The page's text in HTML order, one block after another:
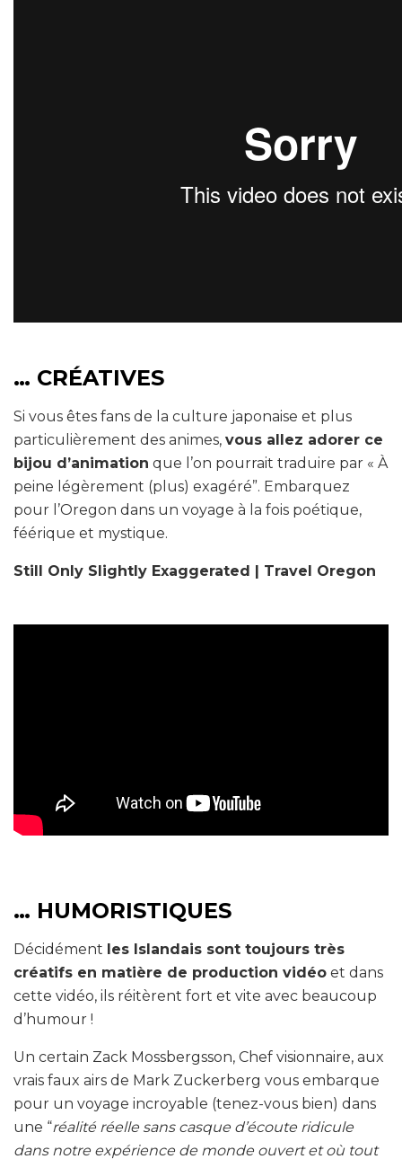
… CRÉATIVES
Si vous êtes fans de la culture japonaise et plus
particulièrement des animes, vous allez adorer ce
bijou d’animation que l’on pourrait traduire par « À
peine légèrement (plus) exagéré”. Embarquez
pour l’Oregon dans un voyage à la fois poétique,
féérique et mystique.
Still Only Slightly Exaggerated | Travel Oregon
… HUMORISTIQUES
Décidément les Islandais sont toujours très
créatifs en matière de production vidéo et dans
cette vidéo, ils réitèrent fort et vite avec beaucoup
d’humour !
Un certain Zack Mossbergsson, Chef visionnaire, aux
vrais faux airs de Mark Zuckerberg vous embarque
pour un voyage incroyable (tenez-vous bien) dans
une “réalité réelle sans casque d’écoute ridicule
dans notre expérience de monde ouvert et où tout